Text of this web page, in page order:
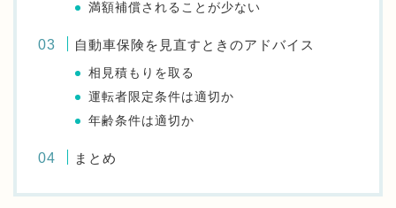
満額補償されることが少ない
自動車保険を見直すときのアドバイス
相見積もりを取る
運転者限定条件は適切か
年齢条件は適切か
まとめ